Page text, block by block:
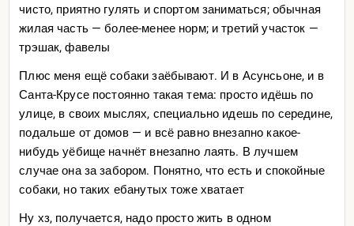
чисто, приятно гулять и спортом заниматься; обычная
жилая часть — более-менее норм; и третий участок —
трэшак, фавелы
Плюс меня ещё собаки заёбывают. И в Асунсьоне, и в
Санта-Крусе постоянно такая тема: просто идёшь по
улице, в своих мыслях, специально идешь по середине,
подальше от домов — и всё равно внезапно какое-
нибудь уёбище начнёт внезапно лаять. В лучшем
случае она за забором. Понятно, что есть и спокойные
собаки, но таких ебанутых тоже хватает
Ну хз, получается, надо просто жить в одном